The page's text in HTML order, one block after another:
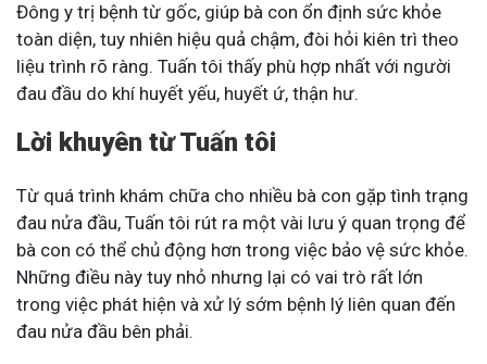
Đông y trị bệnh từ gốc, giúp bà con ổn định sức khỏe
toàn diện, tuy nhiên hiệu quả chậm, đòi hỏi kiên trì theo
liệu trình rõ ràng. Tuấn tôi thấy phù hợp nhất với người
đau đầu do khí huyết yếu, huyết ứ, thận hư.
Lời khuyên từ Tuấn tôi
Từ quá trình khám chữa cho nhiều bà con gặp tình trạng
đau nửa đầu, Tuấn tôi rút ra một vài lưu ý quan trọng để
bà con có thể chủ động hơn trong việc bảo vệ sức khỏe.
Những điều này tuy nhỏ nhưng lại có vai trò rất lớn
trong việc phát hiện và xử lý sớm bệnh lý liên quan đến
đau nửa đầu bên phải.